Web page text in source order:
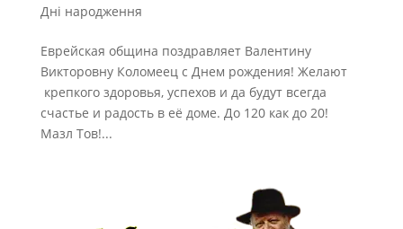
Дні народження
Еврейская община поздравляет Валентину
Викторовну Коломеец с Днем рождения! Желают
крепкого здоровья, успехов и да будут всегда
счастье и радость в её доме. До 120 как до 20!
Мазл Тов!...